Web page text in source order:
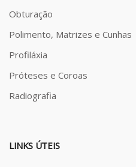
Obturação
Polimento, Matrizes e Cunhas
Profiláxia
Próteses e Coroas
Radiografia
LINKS ÚTEIS